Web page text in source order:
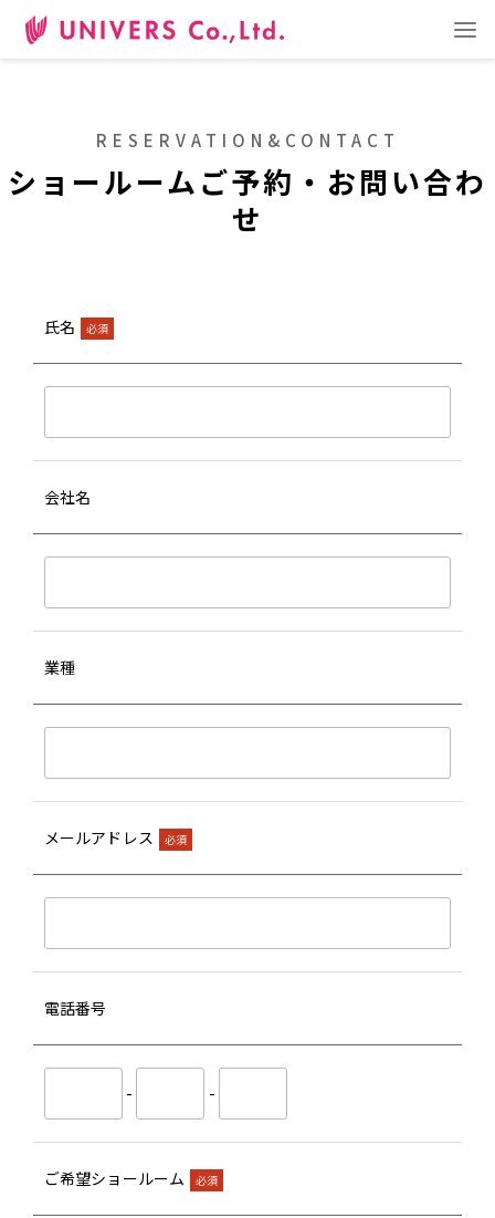
RESERVATION&CONTACT
ショールームご予約・お問い合わ
せ
氏名 必須
会社名
業種
メールアドレス 必須
電話番号
- -
ご希望ショールーム 必須